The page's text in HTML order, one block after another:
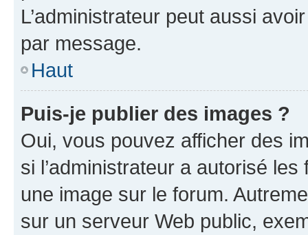
L’administrateur peut aussi
par message.
Haut
Puis-je publier des images ?
Oui, vous pouvez afficher des
si l’administrateur a autorisé
une image sur le forum.
sur un serveur Web public,